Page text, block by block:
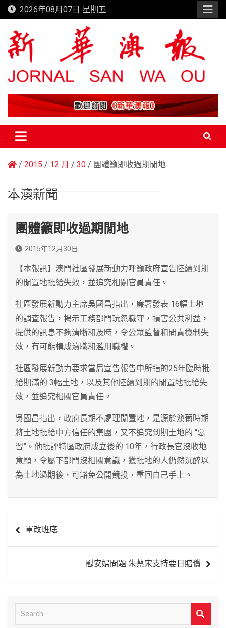
Skip
to
content
2026年08月07日 星期五
新華澳報
2015 12 月 30 團體籲即收過期閒地
本澳新聞
團體籲即收過期閒地
2015年12月30日
【本報訊】澳門社區發展新動力呼籲政府宣告陸續到期
的閒置地批給失效，並追究相關官員責任。
社區發展新動力主席吳國昌指出，廉署發表 16幅土地
的調查報告，揭示工務部門玩忽職守，損害公共利益，
提供的訊息不夠清晰和及時，令公眾監督和問責機制失
效，有可能構成瀆職和濫用職權。
社區發展新動力要求當局宣告報告中所指的25年臨時批
給期滿的 3幅土地，以及其他陸續到期的閒置地批給失
效，並追究相關官員責任。
吳國昌指出，政府長期不處理閒置地，是源於澳葡時期
將土地批給中方信任的集團，又不追究到期土地的 “惡
習”。他批評特區政府成立後的 10年，行政長官沒收地
意願，令屬下部門沒相關意識，獲批地的人仍然沉醉以
為土地過期後，可豁免公開競投，重回自己手上。
章
軍改班底
慰安婦問題 朱蔡宋支持要日賠償
e